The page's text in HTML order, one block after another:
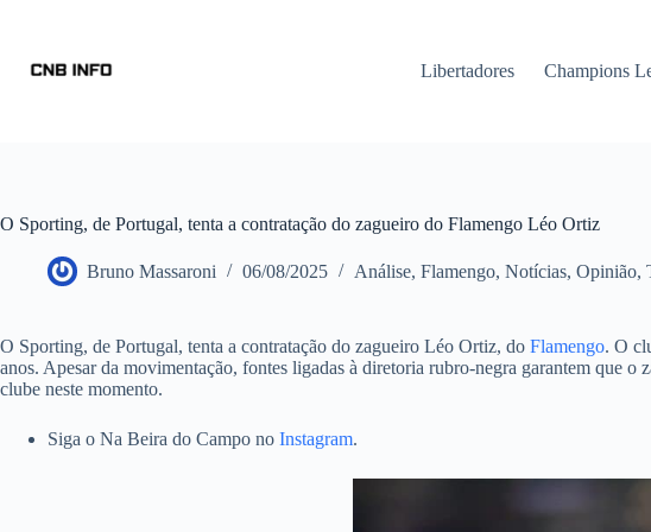
Libertadores Champions
O Sporting, de Portugal, tenta a contratação do zagueiro do Flamengo Léo Ortiz
Bruno Massaroni 06/08/2025 Análise, Flamengo, Notícias, Opinião,
O Sporting, de Portugal, tenta a contratação do zagueiro Léo Ortiz, do Flamengo. O
anos. Apesar da movimentação, fontes ligadas à diretoria rubro-negra garantem que
clube neste momento.
Siga o Na Beira do Campo no Instagram.